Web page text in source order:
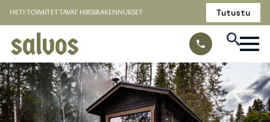
HETI TOIMITETTAVAT HIRSIRAKENNUKSET Tutustu